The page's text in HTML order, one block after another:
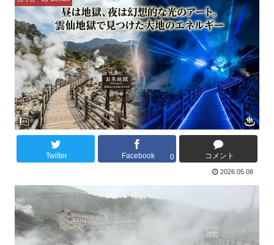
Twitter Facebook 0 コメント
2026.05.08